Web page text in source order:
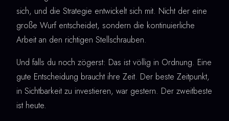
sich, und die Strategie entwickelt sich mit. Nicht der eine
große Wurf entscheidet, sondern die kontinuierliche
Arbeit an den richtigen Stellschrauben.
Und falls du noch zögerst: Das ist völlig in Ordnung. Eine
gute Entscheidung braucht ihre Zeit. Der beste Zeitpunkt,
in Sichtbarkeit zu investieren, war gestern. Der zweitbeste
ist heute.